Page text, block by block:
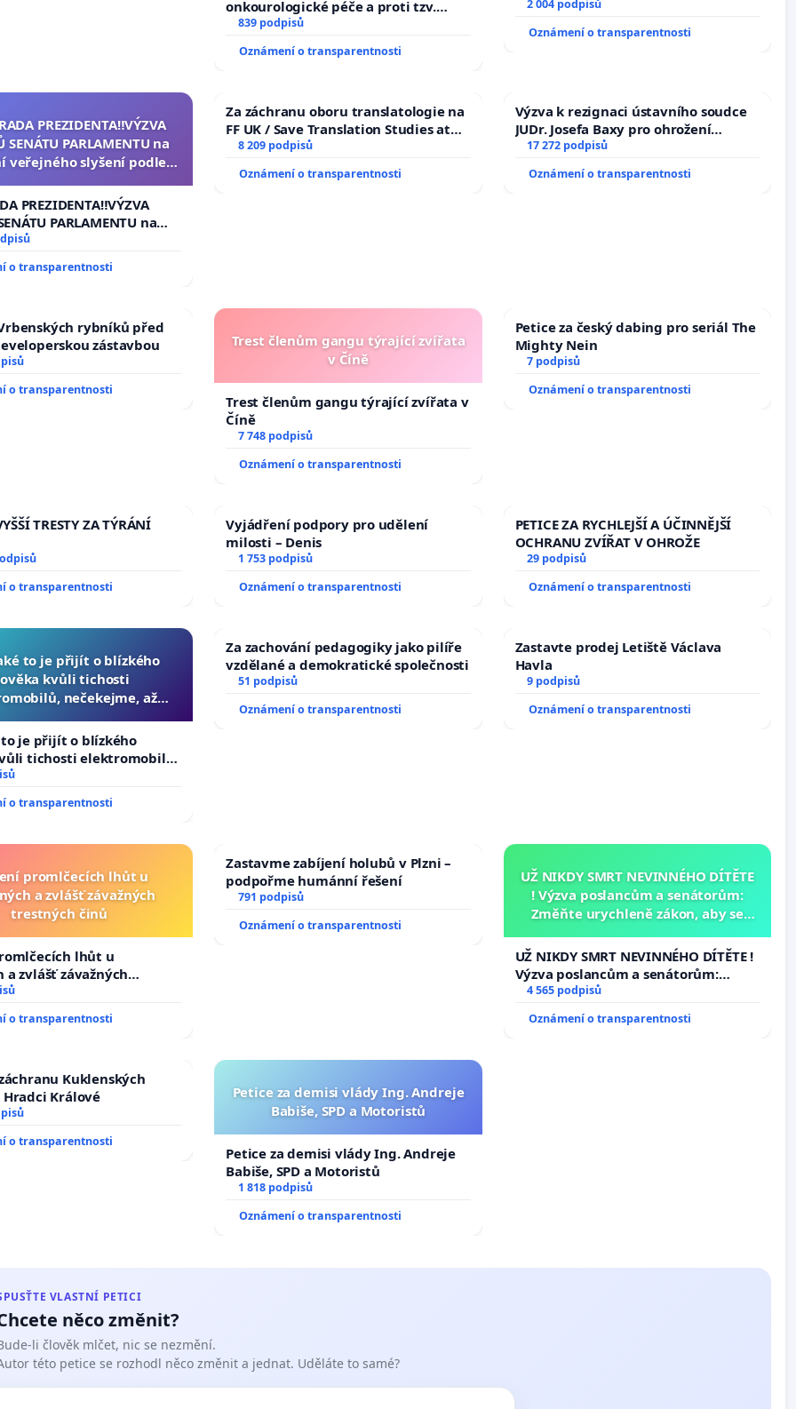
onkourologické péče a proti tzv.
docentralizaci operačních výkonů
839 podpisů
Oznámení o transparentnosti
2 004 podpisů
Oznámení o transparentnosti
PREZIDENTA‼️VÝZVA
SENÁTU PARLAMENTU na
veřejného slyšení podle §
přijetí usnesení k podání
žaloby na prezidenta
republiky
PREZIDENTA‼️VÝZVA
PARLAMENTU na
veřejného slyšení podle §
řádu Senátu k návrhu
k podání ústavní
o transparentnosti
Za záchranu oboru translatologie na
FF UK / Save Translation Studies at
the Faculty of Arts, Charles
University
8 209 podpisů
Oznámení o transparentnosti
Výzva k rezignaci ústavního soudce
JUDr. Josefa Baxy pro ohrožení
důvěry ve spravedlivý proces
17 272 podpisů
Oznámení o transparentnosti
rybníků před
zástavbou
o transparentnosti
Trest členům gangu týrající zvířata
v Číně
Trest členům gangu týrající zvířata v
Číně
7 748 podpisů
Oznámení o transparentnosti
Petice za český dabing pro seriál The
Mighty Nein
7 podpisů
Oznámení o transparentnosti
TRESTY ZA TÝRÁNÍ
o transparentnosti
Vyjádření podpory pro udělení
milosti – Denis
1 753 podpisů
Oznámení o transparentnosti
PETICE ZA RYCHLEJŠÍ A ÚČINNĚJŠÍ
OCHRANU ZVÍŘAT V OHROŽE
29 podpisů
Oznámení o transparentnosti
to je přijít o blízkého
kvůli tichosti
nečekejme, až
auta!
je přijít o blízkého
tichosti elektromobilů,
až přibydou další,
auta!
o transparentnosti
Za zachování pedagogiky jako pilíře
vzdělané a demokratické společnosti
51 podpisů
Oznámení o transparentnosti
Zastavte prodej Letiště Václava
Havla
9 podpisů
Oznámení o transparentnosti
promlčecích lhůt u
a zvlášť závažných
trestných činů
lhůt u
a zvlášť závažných
o transparentnosti
Zastavme zabíjení holubů v Plzni –
podpořme humánní řešení
791 podpisů
Oznámení o transparentnosti
UŽ NIKDY SMRT NEVINNÉHO DÍTĚTE
! Výzva poslancům a senátorům:
Změňte urychleně zákon, aby se
opakovat!
UŽ NIKDY SMRT NEVINNÉHO DÍTĚTE !
Výzva poslancům a senátorům:
Změňte urychleně zákon, aby se
tragédie malé Viktorky už nemohla
opakovat!
4 565 podpisů
Oznámení o transparentnosti
Kuklenských
Králové
o transparentnosti
Petice za demisi vlády Ing. Andreje
Babiše, SPD a Motoristů
Petice za demisi vlády Ing. Andreje
Babiše, SPD a Motoristů
1 818 podpisů
Oznámení o transparentnosti
VLASTNÍ PETICI
něco změnit?
li člověk mlčet, nic se nezmění.
této petice se rozhodl něco změnit a jednat. Uděláte to samé?